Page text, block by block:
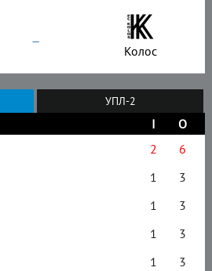
– Колос
УПЛ-2
І
О
2
6
1
3
1
3
1
3
1
3